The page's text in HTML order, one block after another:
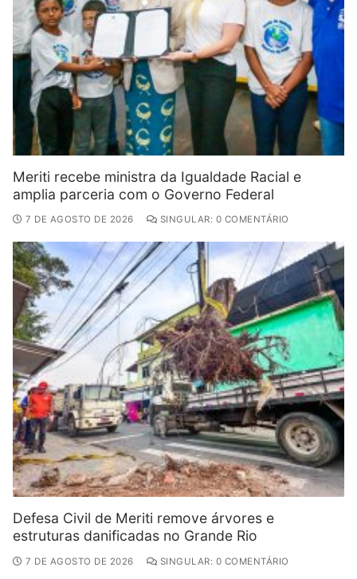
Meriti recebe ministra da Igualdade Racial e
amplia parceria com o Governo Federal
7 DE AGOSTO DE 2026 SINGULAR: 0 COMENTÁRIO
Defesa Civil de Meriti remove árvores e
estruturas danificadas no Grande Rio
7 DE AGOSTO DE 2026 SINGULAR: 0 COMENTÁRIO